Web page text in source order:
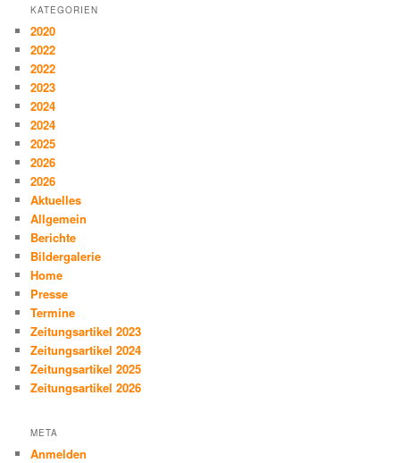
KATEGORIEN
2020
2022
2022
2023
2024
2024
2025
2026
2026
Aktuelles
Allgemein
Berichte
Bildergalerie
Home
Presse
Termine
Zeitungsartikel 2023
Zeitungsartikel 2024
Zeitungsartikel 2025
Zeitungsartikel 2026
META
Anmelden